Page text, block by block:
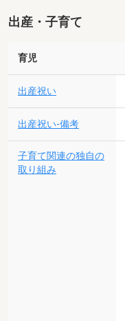
出産・子育て
育児
出産祝い
出産祝い-備考
子育て関連の独自の
取り組み